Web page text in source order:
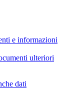
e informazioni
ulteriori
dati